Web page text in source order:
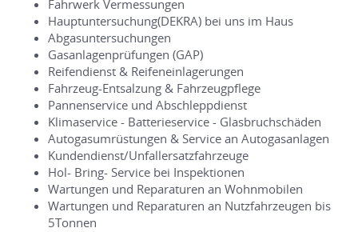
Fahrwerk Vermessungen
Hauptuntersuchung(DEKRA) bei uns im Haus
Abgasuntersuchungen
Gasanlagenprüfungen (GAP)
Reifendienst & Reifeneinlagerungen
Fahrzeug-Entsalzung & Fahrzeugpflege
Pannenservice und Abschleppdienst
Klimaservice - Batterieservice - Glasbruchschäden
Autogasumrüstungen & Service an Autogasanlagen
Kundendienst/Unfallersatzfahrzeuge
Hol- Bring- Service bei Inspektionen
Wartungen und Reparaturen an Wohnmobilen
Wartungen und Reparaturen an Nutzfahrzeugen bis
5Tonnen